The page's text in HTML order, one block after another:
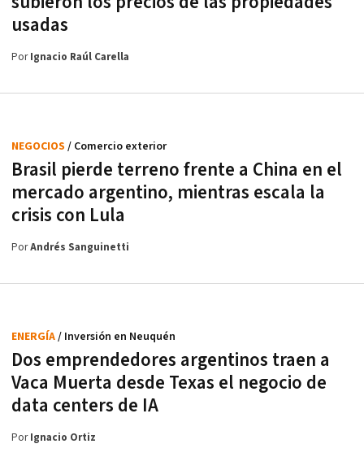
usadas
PorIgnacio Raúl Carella
Brasil pierde terreno frente a China en el
mercado argentino, mientras escala la
crisis con Lula
NEGOCIOS / Comercio exterior
PorAndrés Sanguinetti
Dos emprendedores argentinos traen a
Vaca Muerta desde Texas el negocio de
data centers de IA
ENERGÍA/ Inversión en Neuquén
PorIgnacio Ortiz